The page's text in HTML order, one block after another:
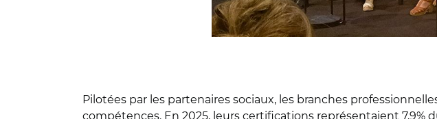
Pilotées par les partenaires sociaux, les branches
compétences. En 2025, leurs certifications représentaient